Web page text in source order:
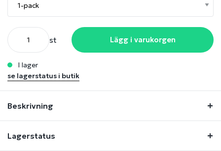
st Lägg i varukorgen
i lager
se lagerstatus i butik
Beskrivning
Lagerstatus